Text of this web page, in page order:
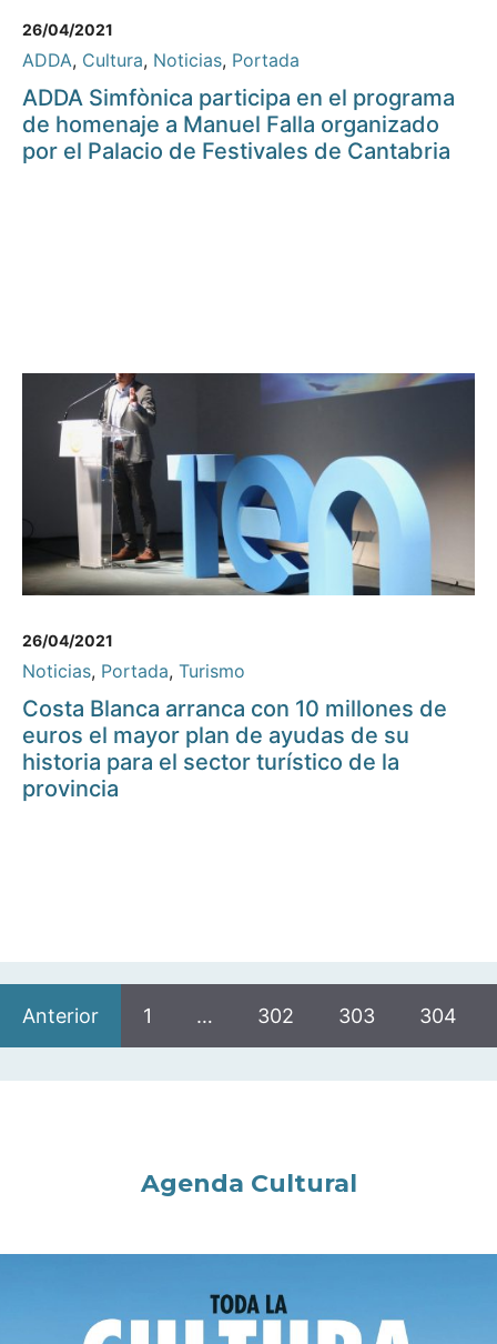
26/04/2021
ADDA, Cultura, Noticias, Portada
ADDA Simfònica participa en el programa
de homenaje a Manuel Falla organizado
por el Palacio de Festivales de Cantabria
26/04/2021
Noticias, Portada, Turismo
Costa Blanca arranca con 10 millones de
euros el mayor plan de ayudas de su
historia para el sector turístico de la
provincia
Anterior 1 … 302 303 304
Agenda Cultural